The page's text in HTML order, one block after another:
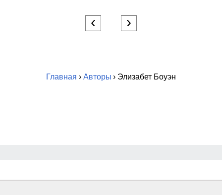
‹ ›
Главная › Авторы › Элизабет Боуэн